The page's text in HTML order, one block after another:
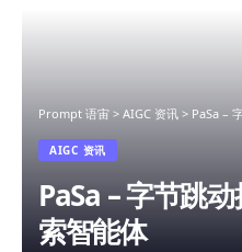
Prompt 语宙 > AIGC 资讯 > PaSa –
AIGC 资讯
PaSa – 字节跳
索智能体